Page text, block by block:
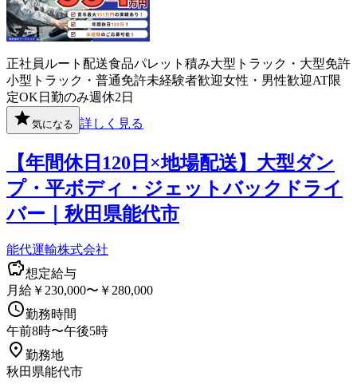
正社員 ルート配送食品パレット積み大型トラック・大型免許
小型トラック・普通免許未経験者歓迎女性・男性歓迎AT限
定OK 日勤のみ週休2日
気になる 詳しく見る
【年間休日120日×地場配送】大型ダン
プ・平ボディ・ジェットバックドライ
バー｜秋田県能代市
能代運輸株式会社
想定給与
月給￥230,000〜￥280,000
勤務時間
午前8時〜午後5時
勤務地
秋田県能代市